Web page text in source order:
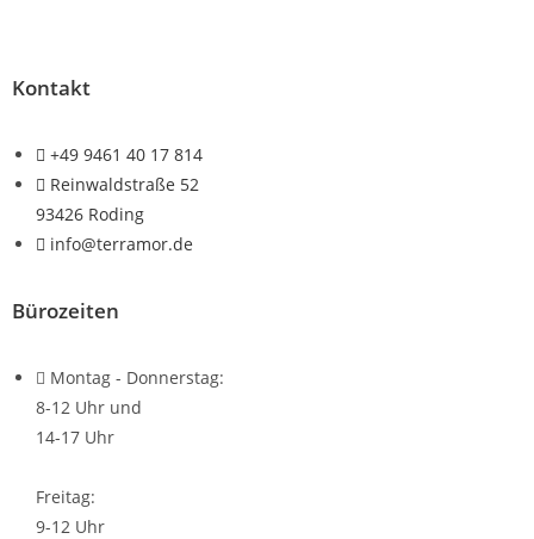
Kontakt
+49 9461 40 17 814
Reinwaldstraße 52
93426 Roding
info@terramor.de
Bürozeiten
Montag - Donnerstag:
8-12 Uhr und
14-17 Uhr
Freitag:
9-12 Uhr